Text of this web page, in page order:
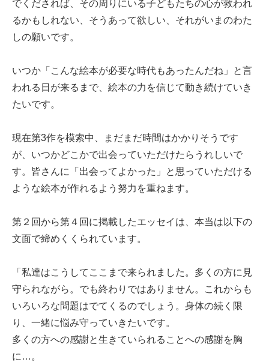
でくだされば、その周りにいる子どもたちの心が救われ
るかもしれない、そうあって欲しい、それがいまのわた
しの願いです。
いつか「こんな絵本が必要な時代もあったんだね」と言
われる日が来るまで、絵本の力を信じて動き続けていき
たいです。
現在第3作を模索中、まだまだ時間はかかりそうです
が、いつかどこかで出会っていただけたらうれしいで
す。皆さんに「出会ってよかった」と思っていただける
ような絵本が作れるよう努力を重ねます。
第２回から第４回に掲載したエッセイは、本当は以下の
文面で締めくくられています。
「私達はこうしてここまで来られました。多くの方に見
守られながら。でも終わりではありません。これからも
いろいろな問題はでてくるのでしょう。身体の続く限
り、一緒に悩み守っていきたいです。
多くの方への感謝と生きていられることへの感謝を胸
に…。